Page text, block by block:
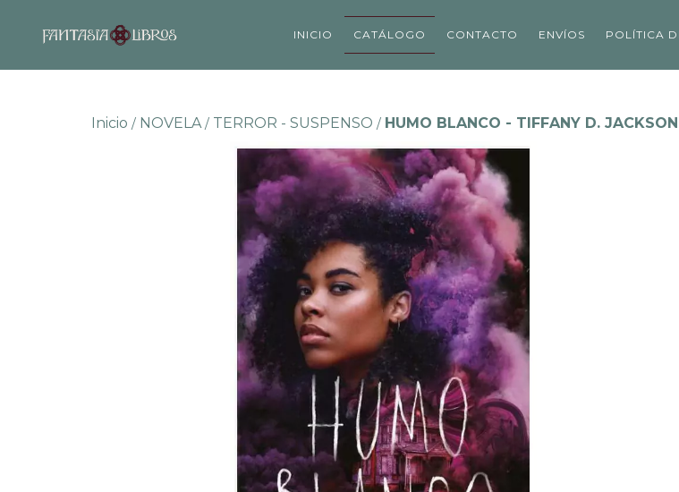
INICIO CATÁLOGO CONTACTO ENVÍOS POLÍTICA
Inicio / NOVELA / TERROR - SUSPENSO / HUMO BLANCO - TIFFANY D. JACKSON